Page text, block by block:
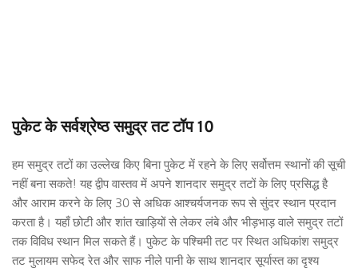
पुकेट के सर्वश्रेष्ठ समुद्र तट टॉप 10
हम समुद्र तटों का उल्लेख किए बिना पुकेट में रहने के लिए सर्वोत्तम स्थानों की सूची
नहीं बना सकते! यह द्वीप वास्तव में अपने शानदार समुद्र तटों के लिए प्रसिद्ध है
और आराम करने के लिए 30 से अधिक आश्चर्यजनक रूप से सुंदर स्थान प्रदान
करता है। यहाँ छोटी और शांत खाड़ियों से लेकर लंबे और भीड़भाड़ वाले समुद्र तटों
तक विविध स्थान मिल सकते हैं। पुकेट के पश्चिमी तट पर स्थित अधिकांश समुद्र
तट मुलायम सफेद रेत और साफ नीले पानी के साथ शानदार सूर्यास्त का दृश्य